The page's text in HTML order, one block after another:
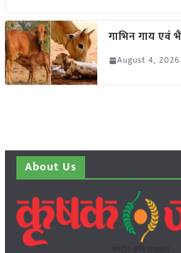
गाभिन गाय एवं
August 4, 2026
About Us